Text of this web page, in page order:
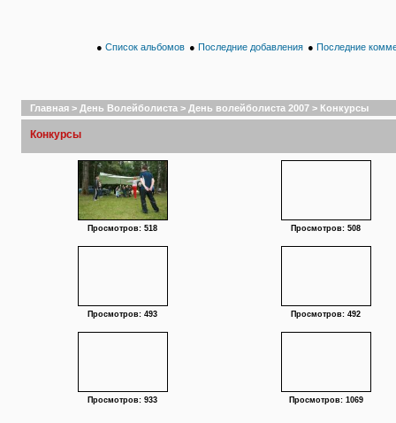
● Список альбомов ● Последние добавления ● Последние
Главная > День Волейболиста > День волейболиста 2007 > Конкурсы
Конкурсы
Просмотров: 518 Просмотров: 508
Просмотров: 493 Просмотров: 492
Просмотров: 933 Просмотров: 1069